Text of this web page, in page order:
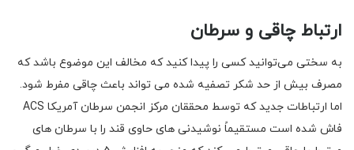
ارتباط چاقی و سرطان
به سختی می‌توانید کسی را پیدا کنید که مخالف این موضوع باشد که
مصرف بیش از حد شکر تصفیه ‌شده می تواند باعث چاقی مفرط شود.
اما ارتباطات جدید که توسط محققان مرکز انجمن سرطان آمریکا ACS
فاش شده است مستقیماً نوشیدنی های حاوی قند را با سرطان های